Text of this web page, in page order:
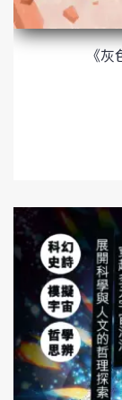
《